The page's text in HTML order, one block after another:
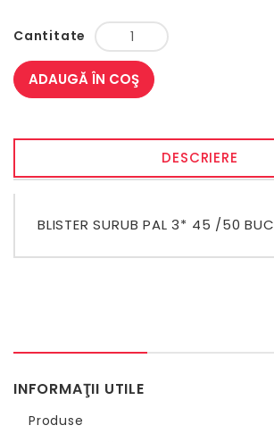
Cantitate
ADAUGĂ ÎN COŞ
DESCRIERE
BLISTER SURUB PAL 3* 45 /50 BUC
INFORMAŢII UTILE
Produse